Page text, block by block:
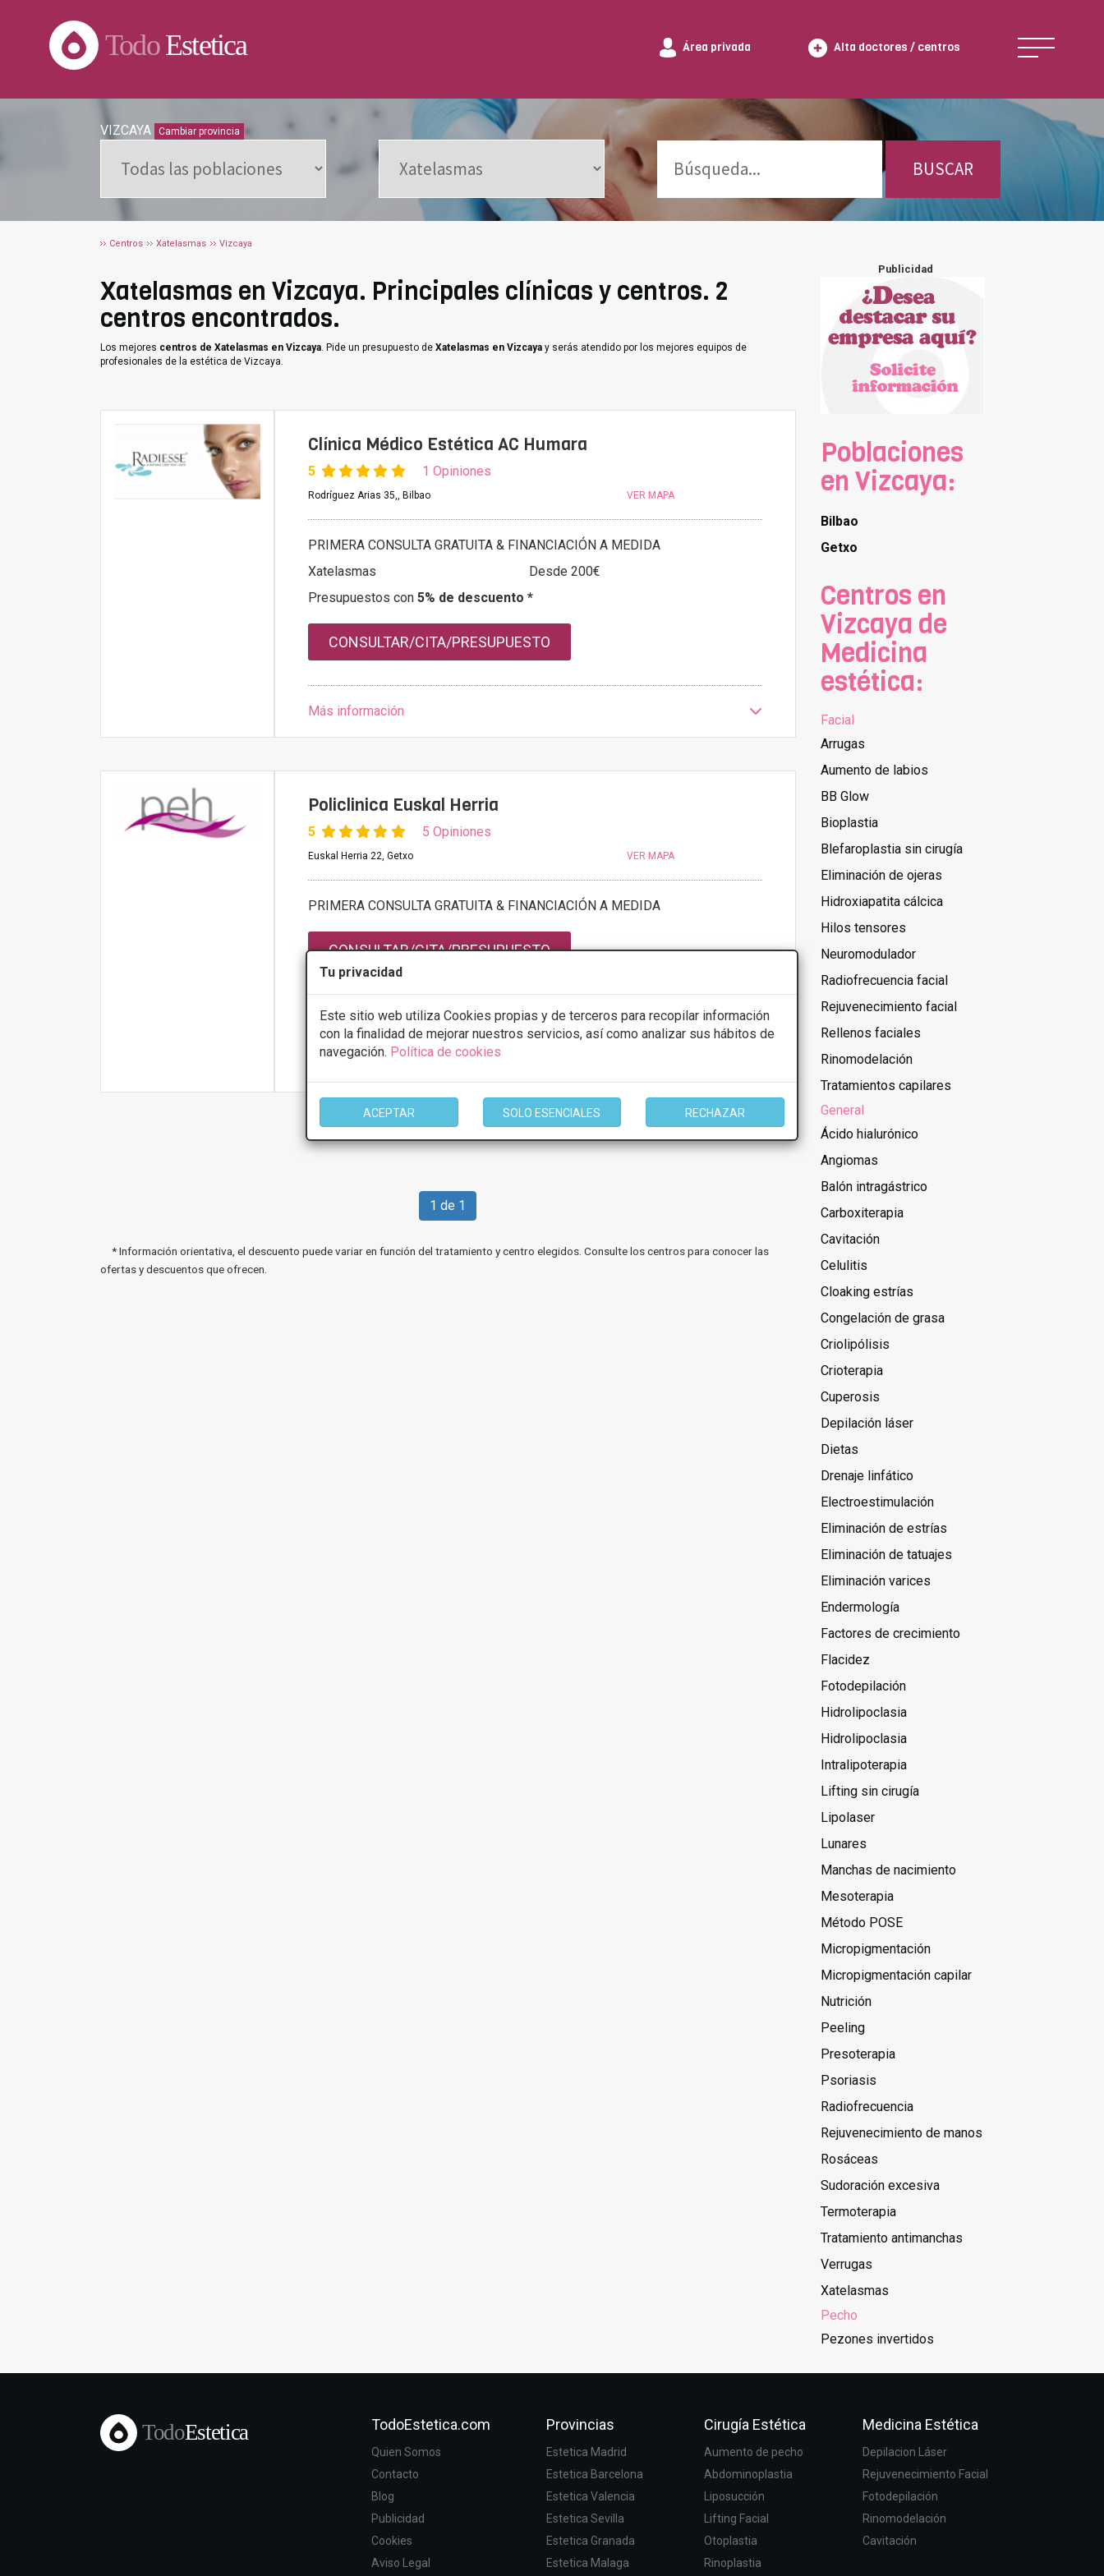
Tu privacidad
Este sitio web utiliza Cookies propias y de terceros para recopilar información
con la finalidad de mejorar nuestros servicios, así como analizar sus hábitos de
navegación. Política de cookies
ACEPTAR SOLO ESENCIALES RECHAZAR
TodoEstetica Área privada Alta doctores / centros
VIZCAYA Cambiar provincia
BUSCAR
Centros Xatelasmas Vizcaya
Xatelasmas en Vizcaya. Principales clínicas y centros. 2
centros encontrados.
Los mejores centros de Xatelasmas en Vizcaya. Pide un presupuesto de Xatelasmas en Vizcaya y serás atendido por los mejores equipos de
profesionales de la estética de Vizcaya.
Clínica Médico Estética AC Humara
5 1 Opiniones
Rodríguez Arias 35,, Bilbao VER MAPA
PRIMERA CONSULTA GRATUITA & FINANCIACIÓN A MEDIDA
Xatelasmas
Desde 200€
Presupuestos con 5% de descuento *
CONSULTAR/CITA/PRESUPUESTO
Más información
Policlinica Euskal Herria
5 5 Opiniones
Euskal Herria 22, Getxo VER MAPA
PRIMERA CONSULTA GRATUITA & FINANCIACIÓN A MEDIDA
CONSULTAR/CITA/PRESUPUESTO
Lunes
9:00 - 20:00
Martes
9:00 - 20:00
Miércoles
9:00 - 20:00
Jueves
9:00 - 20:00
Viernes
9:00 - 20:00
1 de 1
* Información orientativa, el descuento puede variar en función del tratamiento y centro elegidos. Consulte los centros para conocer las
ofertas y descuentos que ofrecen.
Publicidad
Poblaciones
en Vizcaya:
Bilbao
Getxo
Centros en
Vizcaya de
Medicina
estética:
Facial
Arrugas
Aumento de labios
BB Glow
Bioplastia
Blefaroplastia sin cirugía
Eliminación de ojeras
Hidroxiapatita cálcica
Hilos tensores
Neuromodulador
Radiofrecuencia facial
Rejuvenecimiento facial
Rellenos faciales
Rinomodelación
Tratamientos capilares
General
Ácido hialurónico
Angiomas
Balón intragástrico
Carboxiterapia
Cavitación
Celulitis
Cloaking estrías
Congelación de grasa
Criolipólisis
Crioterapia
Cuperosis
Depilación láser
Dietas
Drenaje linfático
Electroestimulación
Eliminación de estrías
Eliminación de tatuajes
Eliminación varices
Endermología
Factores de crecimiento
Flacidez
Fotodepilación
Hidrolipoclasia
Hidrolipoclasia
Intralipoterapia
Lifting sin cirugía
Lipolaser
Lunares
Manchas de nacimiento
Mesoterapia
Método POSE
Micropigmentación
Micropigmentación capilar
Nutrición
Peeling
Presoterapia
Psoriasis
Radiofrecuencia
Rejuvenecimiento de manos
Rosáceas
Sudoración excesiva
Termoterapia
Tratamiento antimanchas
Verrugas
Xatelasmas
Pecho
Pezones invertidos
TodoEstetica TodoEstetica.com
Quien Somos
Contacto
Blog
Publicidad
Cookies
Aviso Legal
Provincias
Estetica Madrid
Estetica Barcelona
Estetica Valencia
Estetica Sevilla
Estetica Granada
Estetica Malaga
Cirugía Estética
Aumento de pecho
Abdominoplastia
Liposucción
Lifting Facial
Otoplastia
Rinoplastia
Medicina Estética
Depilacion Láser
Rejuvenecimiento Facial
Fotodepilación
Rinomodelación
Cavitación